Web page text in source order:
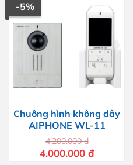
-5%
Chuông hình không dây
AIPHONE WL-11
4.200.000đ
Giá
gốc
4.000.000 đGiá
hiện